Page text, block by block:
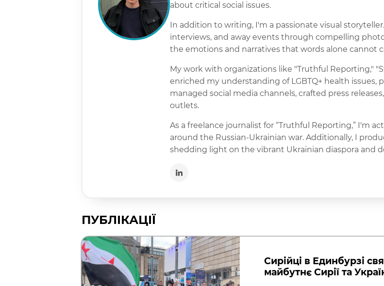
about critical social issues.
In addition to writing, I'm a passionate visual
interviews, and away events through compelling
the emotions and narratives that words alone cannot
My work with organizations like "Truthful Reporting,"
enriched my understanding of LGBTQ+ health issues,
managed social media channels, crafted press
outlets.
As a freelance journalist for “Truthful Reporting,” I'm
around the Russian-Ukrainian war. Additionally, I
shedding light on the vibrant Ukrainian diaspora and
ПУБЛІКАЦІЇ
Сирійці в Единбурзі
майбутнє Сирії та